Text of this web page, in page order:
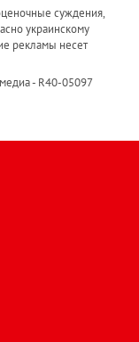
суждения,
украинскому
рекламы несет
- R40-05097